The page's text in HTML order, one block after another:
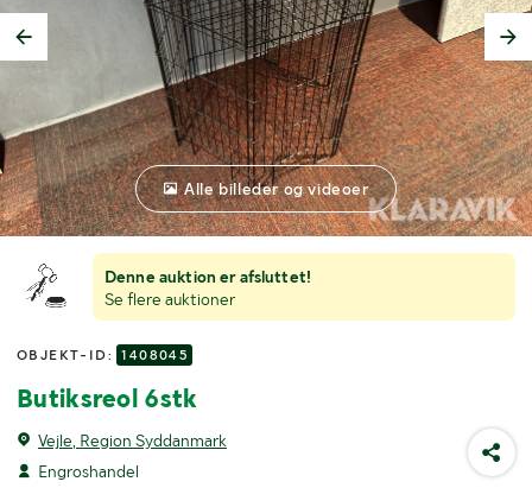
Denne auktion er afsluttet!
Se flere auktioner
OBJEKT-ID: 1408045
Butiksreol 6stk
Vejle, Region Syddanmark
Engroshandel
Alle billeder og videoer